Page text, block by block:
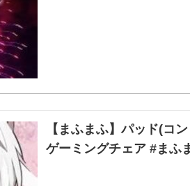
【まふまふ】パッド(コ
ゲーミングチェア #まふ